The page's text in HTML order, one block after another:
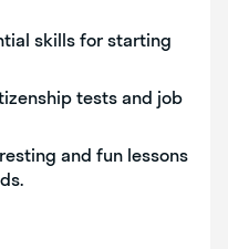
skills for starting
tests and job
and fun lessons